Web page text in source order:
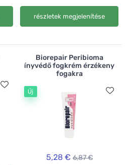
részletek megjelenítése
Biorepair Peribioma
ínyvédő fogkrém érzékeny
fogakra
Új
5,28 € 6,87 €